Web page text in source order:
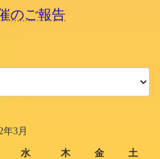
のご報告
年3月
水 木 金 土